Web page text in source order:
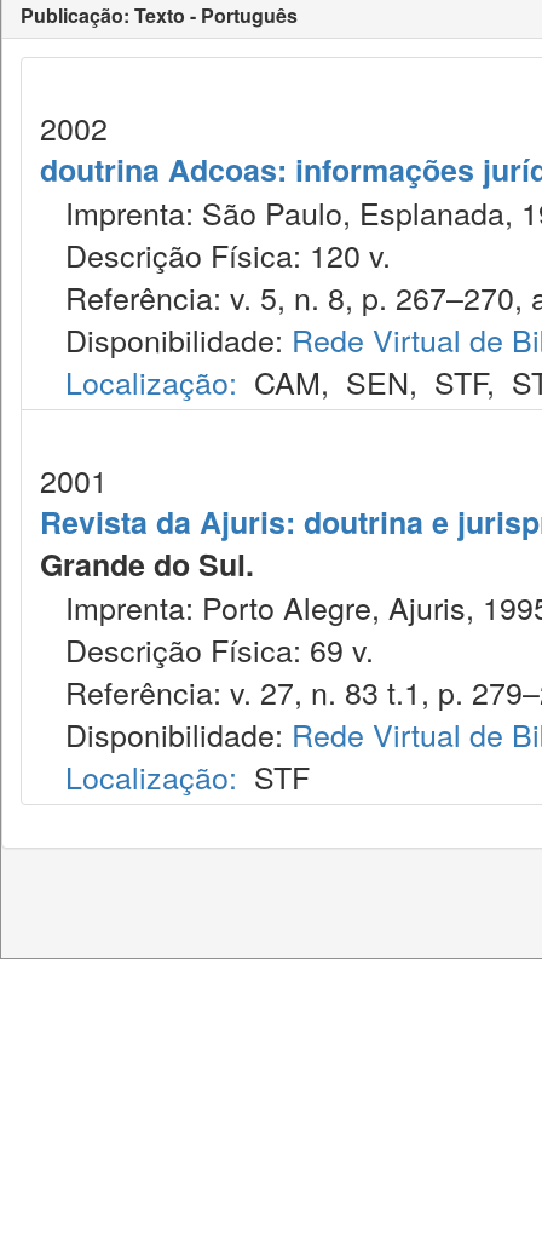
Publicação: Texto - Português
2002
doutrina Adcoas: informações
Imprenta: São Paulo, Esplanada,
Descrição Física: 120 v.
Referência: v. 5, n. 8, p. 267–270,
Disponibilidade: Rede Virtual de
Localização: CAM, SEN, STF,
2001
Revista da Ajuris: doutrina e
Grande do Sul.
Imprenta: Porto Alegre, Ajuris,
Descrição Física: 69 v.
Referência: v. 27, n. 83 t.1, p.
Disponibilidade: Rede Virtual de
Localização: STF